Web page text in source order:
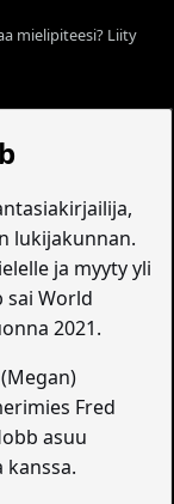
mielipiteesi? Liity
lukijakunnan.
ja myyty yli
sai World
2021.
Fred
asuu
kanssa.